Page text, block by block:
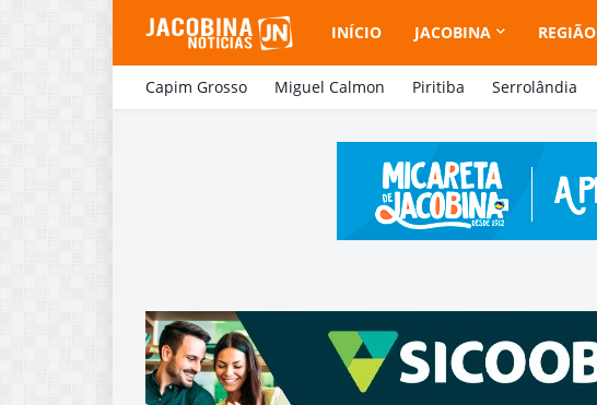
INÍCIO JACOBINA REGIÃO
Capim Grosso Miguel Calmon Piritiba Serrolândia